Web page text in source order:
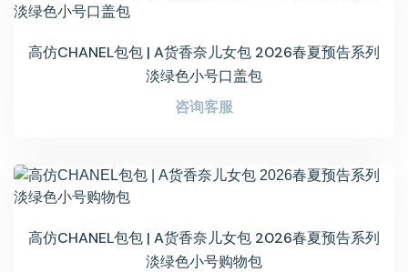
高仿CHANEL包包 | A货香奈儿女包 2026春夏预告系列
淡绿色小号口盖包
咨询客服
高仿CHANEL包包 | A货香奈儿女包 2026春夏预告系列
淡绿色小号购物包